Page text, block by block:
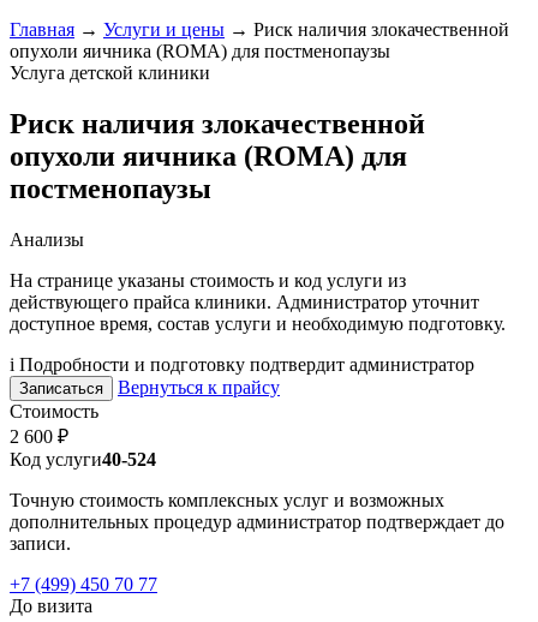
Главная → Услуги и цены → Риск наличия злокачественной
опухоли яичника (ROMA) для постменопаузы
Услуга детской клиники
Риск наличия злокачественной
опухоли яичника (ROMA) для
постменопаузы
Анализы
На странице указаны стоимость и код услуги из
действующего прайса клиники. Администратор уточнит
доступное время, состав услуги и необходимую подготовку.
i Подробности и подготовку подтвердит администратор
Записаться
Вернуться к прайсу
Стоимость
2 600 ₽
Код услуги40-524
Точную стоимость комплексных услуг и возможных
дополнительных процедур администратор подтверждает до
записи.
+7 (499) 450 70 77
До визита